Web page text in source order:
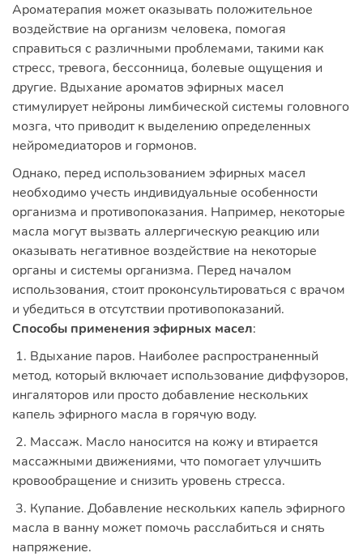
Ароматерапия может оказывать положительное
воздействие на организм человека, помогая
справиться с различными проблемами, такими как
стресс, тревога, бессонница, болевые ощущения и
другие. Вдыхание ароматов эфирных масел
стимулирует нейроны лимбической системы головного
мозга, что приводит к выделению определенных
нейромедиаторов и гормонов.
Однако, перед использованием эфирных масел
необходимо учесть индивидуальные особенности
организма и противопоказания. Например, некоторые
масла могут вызвать аллергическую реакцию или
оказывать негативное воздействие на некоторые
органы и системы организма. Перед началом
использования, стоит проконсультироваться с врачом
и убедиться в отсутствии противопоказаний.
Способы применения эфирных масел:
1. Вдыхание паров. Наиболее распространенный
метод, который включает использование диффузоров,
ингаляторов или просто добавление нескольких
капель эфирного масла в горячую воду.
2. Массаж. Масло наносится на кожу и втирается
массажными движениями, что помогает улучшить
кровообращение и снизить уровень стресса.
3. Купание. Добавление нескольких капель эфирного
масла в ванну может помочь расслабиться и снять
напряжение.